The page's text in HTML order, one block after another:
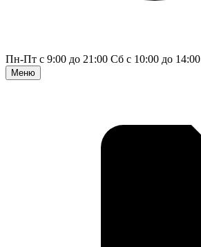
Пн-Пт с 9:00 до 21:00 Сб с 10:00 до 14:00
Меню